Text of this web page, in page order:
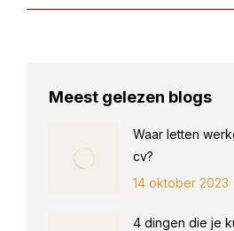
Meest gelezen blogs
Waar letten
cv?
14 oktober 2023
4 dingen die je